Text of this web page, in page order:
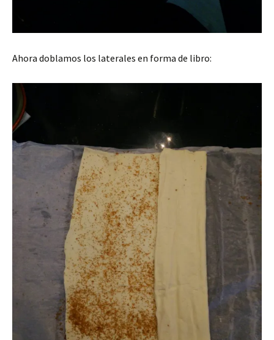
Ahora doblamos los laterales en forma de libro: